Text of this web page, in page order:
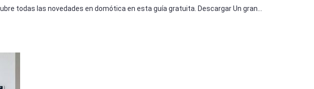
todas las novedades en domótica en esta guía gratuita. Descargar Un gran…